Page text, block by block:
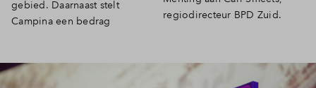
gebied. Daarnaast stelt
Campina een bedrag
regiodirecteur BPD Zuid.